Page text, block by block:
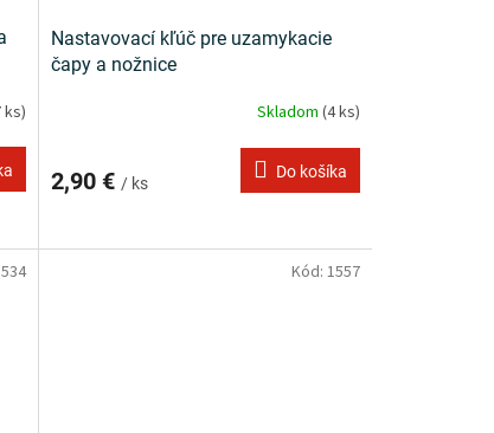
ks)
Nastavovací kľúč pre uzamykacie
čapy a nožnice
Skladom (4 ks)
2,90 € / ks
Do košíka
Kód: 1557